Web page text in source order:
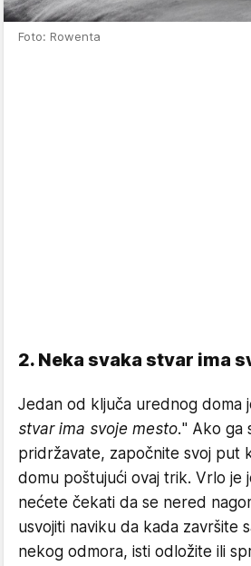
Foto: Rowenta
2. Neka svaka stvar ima
Jedan od ključa urednog doma
stvar ima svoje mesto." Ako ga
pridržavate, započnite svoj put
domu poštujući ovaj trik. Vrlo je
nećete čekati da se nered
usvojiti naviku da kada završite
nekog odmora, isti odložite ili